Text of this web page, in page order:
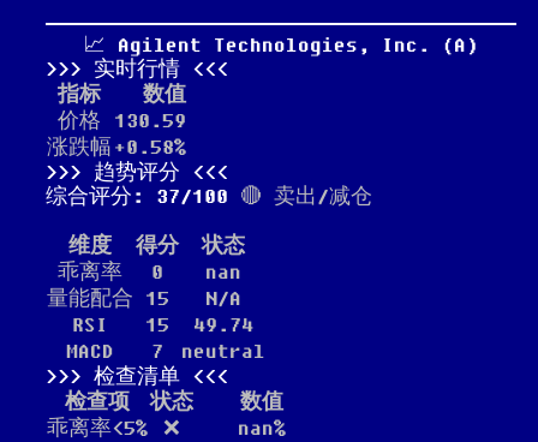
📈 Agilent Technologies, Inc. (A)
实时行情
指标
数值
价格
130.59
涨跌幅 +0.58%
趋势评分
综合评分: 37/100 🔴 卖出/减仓
维度 得分
状态
乖离率
0
nan
量能配合 15
N/A
RSI
15
49.74
MACD
7
neutral
检查清单
检查项
状态
数值
乖离率<5%
❌
nan%